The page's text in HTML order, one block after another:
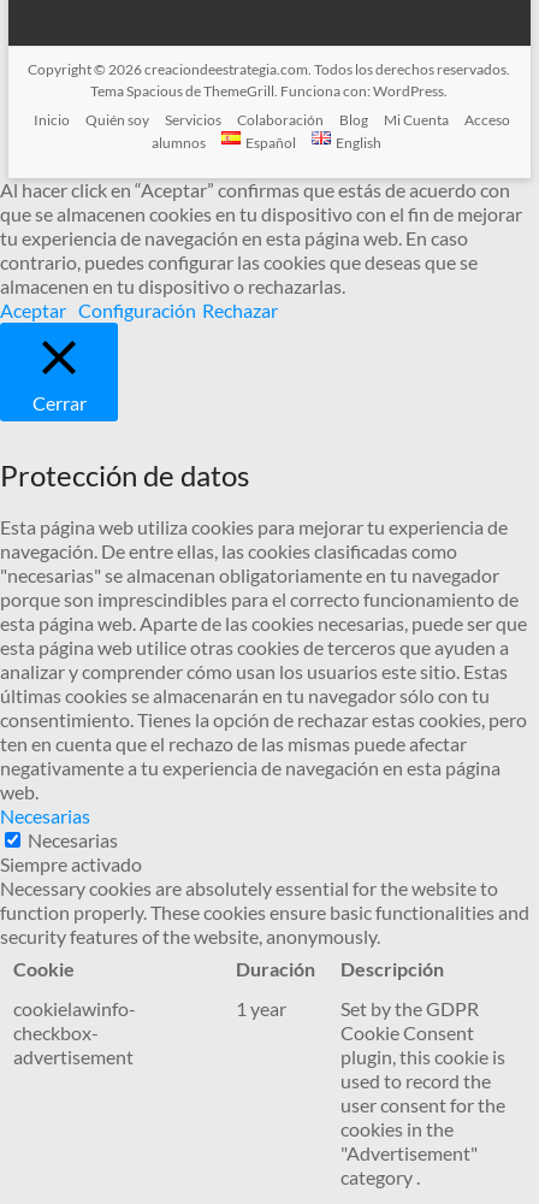
Copyright © 2026creaciondeestrategia.com. Todos los derechos reservados.
TemaSpaciousde ThemeGrill. Funciona con:WordPress.
Inicio
Quién soy Servicios Colaboración Blog Mi Cuenta
Acceso
alumnos
Español English
Al hacer click en “Aceptar” confirmas que estás de acuerdo con
que se almacenen cookies en tu dispositivo con el fin de mejorar
tu experiencia de navegación en esta página web. En caso
contrario, puedes configurar las cookies que deseas que se
almacenen en tu dispositivo o rechazarlas.
Aceptar Configuración Rechazar
Cerrar
Protección de datos
Esta página web utiliza cookies para mejorar tu experiencia de
navegación. De entre ellas, las cookies clasificadas como
"necesarias" se almacenan obligatoriamente en tu navegador
porque son imprescindibles para el correcto funcionamiento de
esta página web. Aparte de las cookies necesarias, puede ser que
esta página web utilice otras cookies de terceros que ayuden a
analizar y comprender cómo usan los usuarios este sitio. Estas
últimas cookies se almacenarán en tu navegador sólo con tu
consentimiento. Tienes la opción de rechazar estas cookies, pero
ten en cuenta que el rechazo de las mismas puede afectar
negativamente a tu experiencia de navegación en esta página
web.
Necesarias
Necesarias
Siempre activado
Necessary cookies are absolutely essential for the website to
function properly. These cookies ensure basic functionalities and
security features of the website, anonymously.
Cookie
Duración
Descripción
cookielawinfo-
checkbox-
advertisement
1 year
Set by the GDPR
Cookie Consent
plugin, this cookie is
used to record the
user consent for the
cookies in the
"Advertisement"
category .